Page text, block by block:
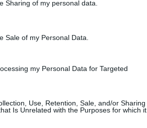
Sharing of my personal data.
Sale of my Personal Data.
my Personal Data for Targeted
Use, Retention, Sale, and/or Sharing
Is Unrelated with the Purposes for which it